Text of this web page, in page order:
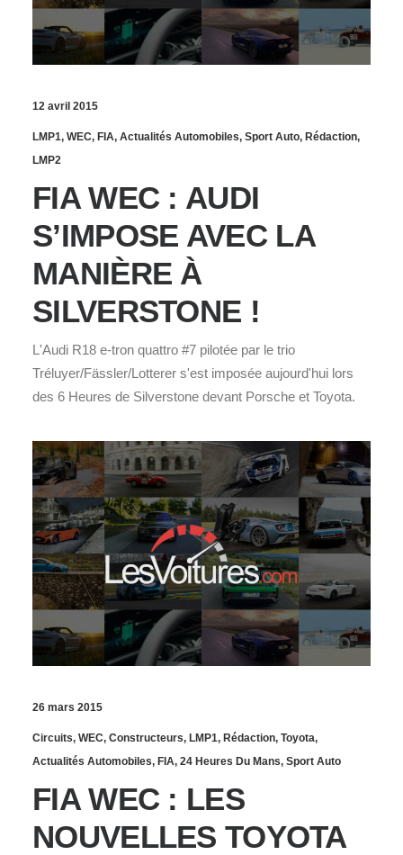
12 avril 2015
LMP1, WEC, FIA, Actualités Automobiles, Sport Auto, Rédaction,
LMP2
FIA WEC : AUDI
S’IMPOSE AVEC LA
MANIÈRE À
SILVERSTONE !
L'Audi R18 e-tron quattro #7 pilotée par le trio
Tréluyer/Fässler/Lotterer s'est imposée aujourd'hui lors
des 6 Heures de Silverstone devant Porsche et Toyota.
26 mars 2015
Circuits, WEC, Constructeurs, LMP1, Rédaction, Toyota,
Actualités Automobiles, FIA, 24 Heures Du Mans, Sport Auto
FIA WEC : LES
NOUVELLES TOYOTA